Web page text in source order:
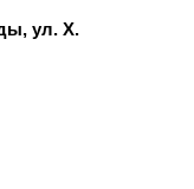
ул. Х.